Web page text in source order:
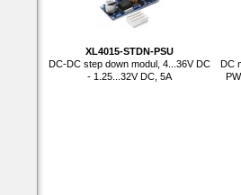
XL4015-STDN-PSU
DC-DC step down modul, 4...36V DC
- 1.25...32V DC, 5A
DC